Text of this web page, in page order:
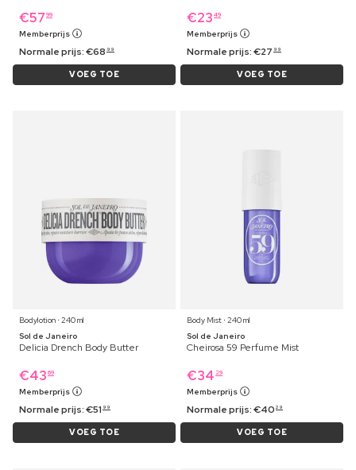
€57 99
Memberprijs
Normale prijs:€68 99
VOEG TOE
€23 49
Memberprijs
Normale prijs:€27 99
VOEG TOE
Bodylotion ⋅ 240 ml
Sol de Janeiro
Delicia Drench Body Butter
€43 69
Memberprijs
Normale prijs:€51 99
VOEG TOE
Body Mist ⋅ 240 ml
Sol de Janeiro
Cheirosa 59 Perfume Mist
€34 29
Memberprijs
Normale prijs:€40 29
VOEG TOE